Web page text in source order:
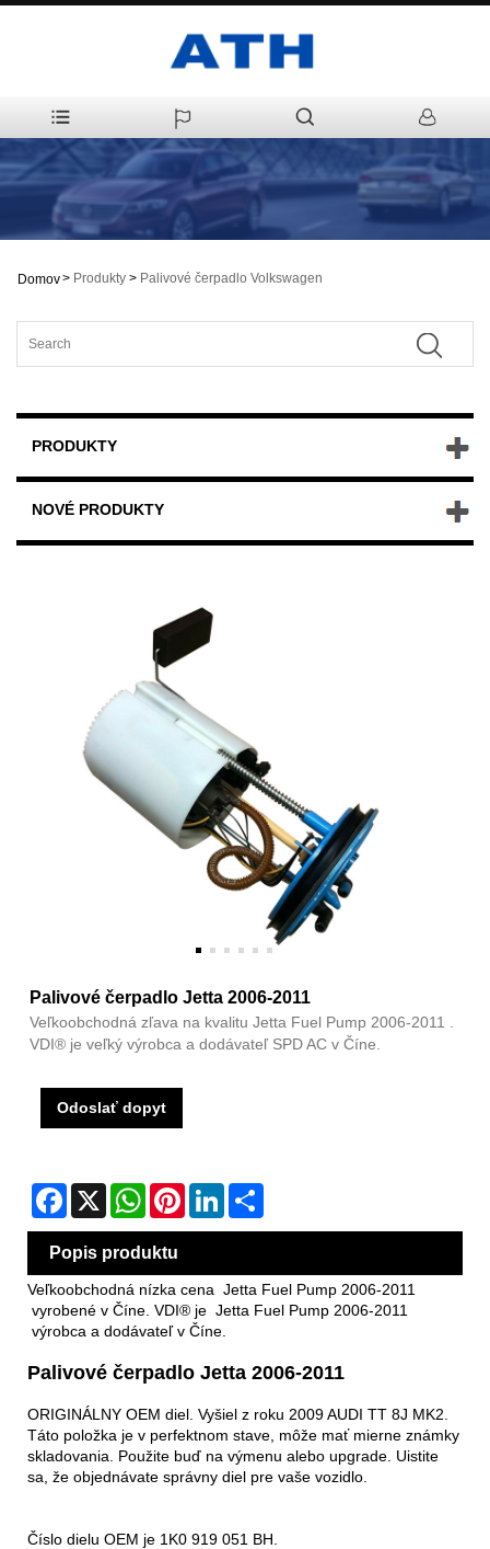
Domov> Produkty > Palivové čerpadlo Volkswagen
PRODUKTY
NOVÉ PRODUKTY
Palivové čerpadlo Jetta 2006-2011
Veľkoobchodná zľava na kvalitu Jetta Fuel Pump 2006-2011 .
VDI® je veľký výrobca a dodávateľ SPD AC v Číne.
Odoslať dopyt
Facebook
X WhatsAppPinterestLinkedIn
Popis produktu
Veľkoobchodná nízka cena Jetta Fuel Pump 2006-2011
vyrobené v Číne. VDI® je Jetta Fuel Pump 2006-2011
výrobca a dodávateľ v Číne.
Palivové čerpadlo Jetta 2006-2011
ORIGINÁLNY OEM diel. Vyšiel z roku 2009 AUDI TT 8J MK2.
Táto položka je v perfektnom stave, môže mať mierne známky
skladovania. Použite buď na výmenu alebo upgrade. Uistite
sa, že objednávate správny diel pre vaše vozidlo.
Číslo dielu OEM je 1K0 919 051 BH.